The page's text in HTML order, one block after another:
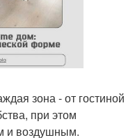
зона - от гостиной
при этом
и воздушным.